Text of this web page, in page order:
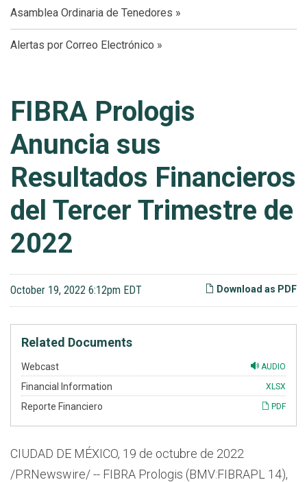
Asamblea Ordinaria de Tenedores
Alertas por Correo Electrónico
FIBRA Prologis
Anuncia sus
Resultados Financieros
del Tercer Trimestre de
2022
Download as PDF
October 19, 2022 6:12pm EDT
Related Documents
AUDIO
Webcast
Financial Information
XLSX
Reporte Financiero PDF
CIUDAD DE MÉXICO, 19 de octubre de 2022
/PRNewswire/ -- FIBRA Prologis (BMV:FIBRAPL 14),